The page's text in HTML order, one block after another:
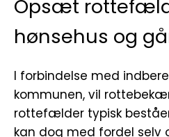
Opsæt
hønsehus og
I forbindelse med
kommunen, vil
rottefælder typisk
kan dog med fordel